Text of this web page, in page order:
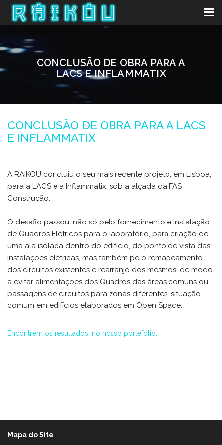
CONCLUSÃO DE OBRA PARA A
LACS E INFLAMMATIX
CONCLUSÃO DE OBRA PARA A LACS
E INFLAMMATIX
A RAIKOU concluiu o seu mais recente projeto, em Lisboa,
para a LACS e a Inflammatix, sob a alçada da FAS
Construção.
O desafio passou, não só pelo fornecimento e instalação
de Quadros Elétricos para o laboratório, para criação de
uma ala isolada dentro do edifício, do ponto de vista das
instalações elétricas, mas também pelo remapeamento
dos circuitos existentes e rearranjo dos mesmos, de modo
a evitar alimentações dos Quadros das áreas comuns ou
passagens de circuitos para zonas diferentes, situação
comum em edifícios elaborados em Open Space.
Encontrem os resultados, no nosso portefólio.
Mapa do Site